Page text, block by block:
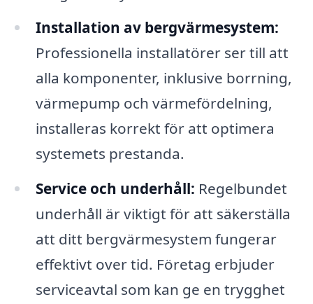
Installation av bergvärmesystem:
Professionella installatörer ser till att
alla komponenter, inklusive borrning,
värmepump och värmefördelning,
installeras korrekt för att optimera
systemets prestanda.
Service och underhåll: Regelbundet
underhåll är viktigt för att säkerställa
att ditt bergvärmesystem fungerar
effektivt over tid. Företag erbjuder
serviceavtal som kan ge en trygghet